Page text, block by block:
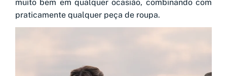
muito bem em qualquer ocasião, combinando com
praticamente qualquer peça de roupa.